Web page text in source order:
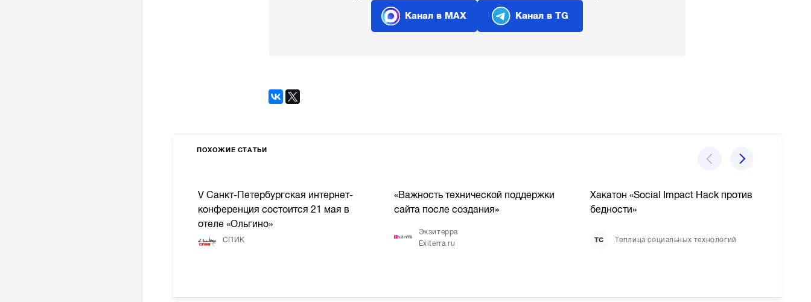
Канал в MAX Канал в TG
ПОХОЖИЕ СТАТЬИ
V Санкт-Петербургская интернет-
конференция состоится 21 мая в
отеле «Ольгино»
СПИК
«Важность технической поддержки
сайта после создания»
Экзитерра
Exiterra.ru
Хакатон «Social Impact Hack против
бедности»
ТС Теплица социальных технологий